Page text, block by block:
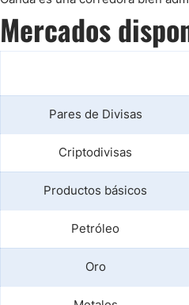
Mercados
Pares de Divisas
Criptodivisas
Productos básicos
Petróleo
Oro